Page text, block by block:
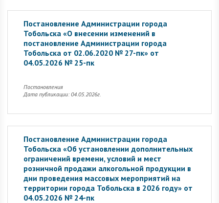
Постановление Администрации города
Тобольска «О внесении изменений в
постановление Администрации города
Тобольска от 02.06.2020 № 27-пк» от
04.05.2026 № 25-пк
Постановления
Дата публикации: 04.05.2026г.
Постановление Администрации города
Тобольска «Об установлении дополнительных
ограничений времени, условий и мест
розничной продажи алкогольной продукции в
дни проведения массовых мероприятий на
территории города Тобольска в 2026 году» от
04.05.2026 № 24-пк